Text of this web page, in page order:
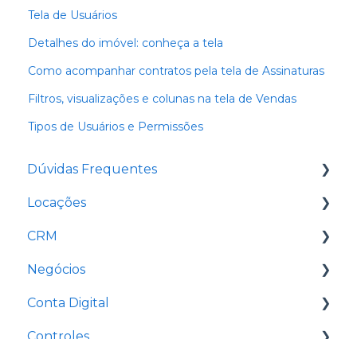
Tela de Usuários
Detalhes do imóvel: conheça a tela
Como acompanhar contratos pela tela de Assinaturas
Filtros, visualizações e colunas na tela de Vendas
Tipos de Usuários e Permissões
Dúvidas Frequentes
Acesso
Locações
Contratos
Primeiros passos
Cobranças
Cadastro de locação
CRM
Primeiros Passos
Gestão de Pessoas
Gestão de Imóveis
Negócios
Propostas
Formulário de Transação
Conta Digital
PipeCash
Controles